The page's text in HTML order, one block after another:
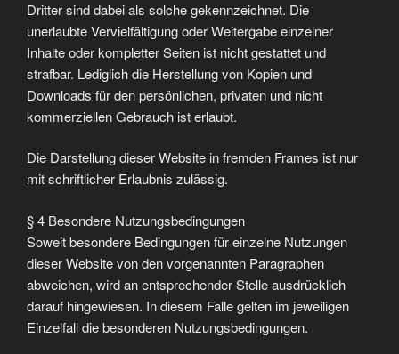
Dritter sind dabei als solche gekennzeichnet. Die
unerlaubte Vervielfältigung oder Weitergabe einzelner
Inhalte oder kompletter Seiten ist nicht gestattet und
strafbar. Lediglich die Herstellung von Kopien und
Downloads für den persönlichen, privaten und nicht
kommerziellen Gebrauch ist erlaubt.
Die Darstellung dieser Website in fremden Frames ist nur
mit schriftlicher Erlaubnis zulässig.
§ 4 Besondere Nutzungsbedingungen
Soweit besondere Bedingungen für einzelne Nutzungen
dieser Website von den vorgenannten Paragraphen
abweichen, wird an entsprechender Stelle ausdrücklich
darauf hingewiesen. In diesem Falle gelten im jeweiligen
Einzelfall die besonderen Nutzungsbedingungen.